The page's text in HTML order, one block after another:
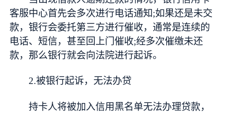
客服中心首先会多次进行电话通知;如果还是未交
款，银行会委托第三方进行催收，通常是连续的
电话、短信，甚至回上门催收;经多次催缴未还
款，那么银行就会向法院进行起诉。
2.被银行起诉，无法办贷
持卡人将被加入信用黑名单无法办理贷款，